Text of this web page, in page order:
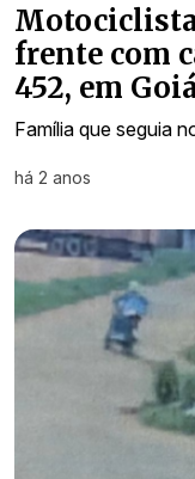
frente com
452, em
Família que seguia
há 2 anos